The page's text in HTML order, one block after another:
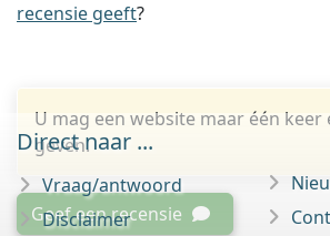
recensie geeft?
U mag een website maar één keer
geven.
Geef een recensie
Direct naar ...
Vraag/antwoord
Disclaimer